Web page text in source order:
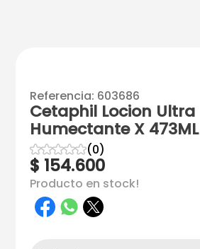
Referencia: 603686
Cetaphil Locion Ultra
Humectante X 473ML
☆☆☆☆☆(0)
$ 154.600
Producto en stock!